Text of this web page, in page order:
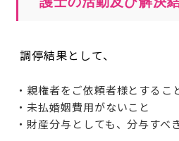
調停結果として、
・親権者をご依頼者様とするこ
・未払婚姻費用がないこと
・財産分与としても、分与すべ